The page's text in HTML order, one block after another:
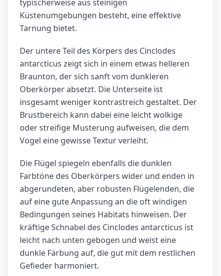
typischerweise aus steinigen
Küstenumgebungen besteht, eine effektive
Tarnung bietet.
Der untere Teil des Körpers des Cinclodes
antarcticus zeigt sich in einem etwas helleren
Braunton, der sich sanft vom dunkleren
Oberkörper absetzt. Die Unterseite ist
insgesamt weniger kontrastreich gestaltet. Der
Brustbereich kann dabei eine leicht wolkige
oder streifige Musterung aufweisen, die dem
Vogel eine gewisse Textur verleiht.
Die Flügel spiegeln ebenfalls die dunklen
Farbtöne des Oberkörpers wider und enden in
abgerundeten, aber robusten Flügelenden, die
auf eine gute Anpassung an die oft windigen
Bedingungen seines Habitats hinweisen. Der
kräftige Schnabel des Cinclodes antarcticus ist
leicht nach unten gebogen und weist eine
dunkle Färbung auf, die gut mit dem restlichen
Gefieder harmoniert.